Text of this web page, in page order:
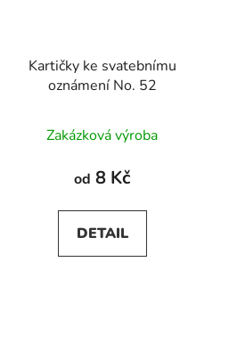
Kartičky ke svatebnímu
oznámení No. 52
Zakázková výroba
od 8 Kč
DETAIL